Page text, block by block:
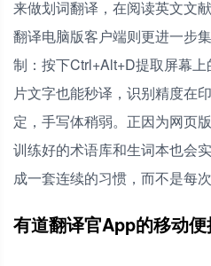
来做划词翻译，在阅读英文文
翻译电脑版客户端则更进一步
制：按下Ctrl+Alt+D提取屏幕
片文字也能秒译，识别精度在
定，手写体稍弱。正因为网页
训练好的术语库和生词本也会
成一套连续的习惯，而不是每
有道翻译官App的移动